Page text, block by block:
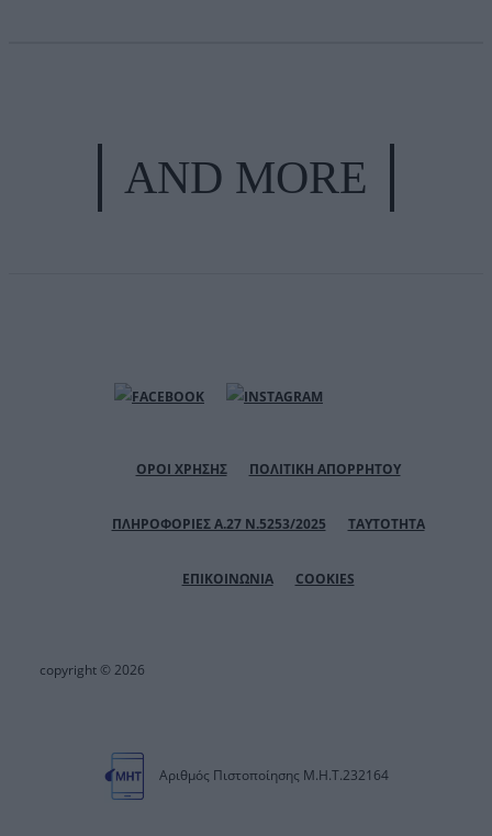
AND MORE
ΟΡΟΙ ΧΡΗΣΗΣ ΠΟΛΙΤΙΚΗ ΑΠΟΡΡΗΤΟΥ
ΠΛΗΡΟΦΟΡΙΕΣ Α.27 Ν.5253/2025 ΤΑΥΤΟΤΗΤΑ
ΕΠΙΚΟΙΝΩΝΙΑ COOKIES
copyright © 2026
Αριθμός Πιστοποίησης Μ.Η.Τ.232164